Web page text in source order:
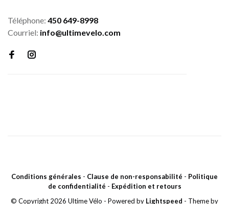
Téléphone: 450 649-8998
Courriel: info@ultimevelo.com
Conditions générales - Clause de non-responsabilité - Politique
de confidentialité - Expédition et retours
© Copyright 2026 Ultime Vélo - Powered by Lightspeed - Theme by